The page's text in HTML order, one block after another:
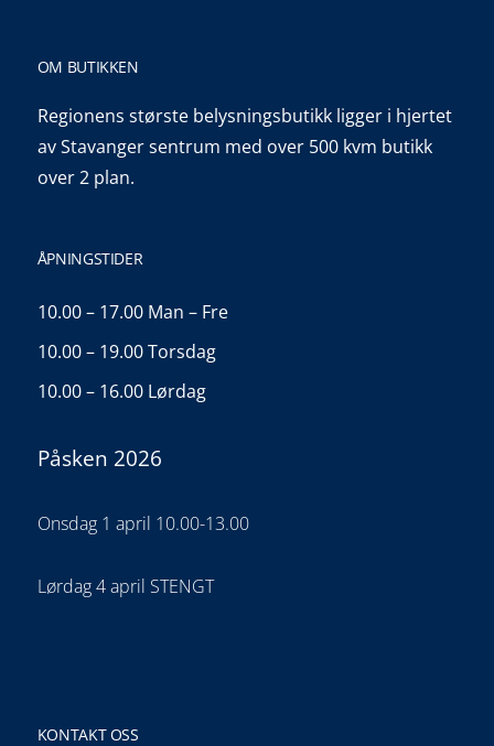
OM BUTIKKEN
Regionens største belysningsbutikk ligger i hjertet
av Stavanger sentrum med over 500 kvm butikk
over 2 plan.
ÅPNINGSTIDER
10.00 – 17.00 Man – Fre
10.00 – 19.00 Torsdag
10.00 – 16.00 Lørdag
Påsken 2026
Onsdag 1 april 10.00-13.00
Lørdag 4 april STENGT
KONTAKT OSS